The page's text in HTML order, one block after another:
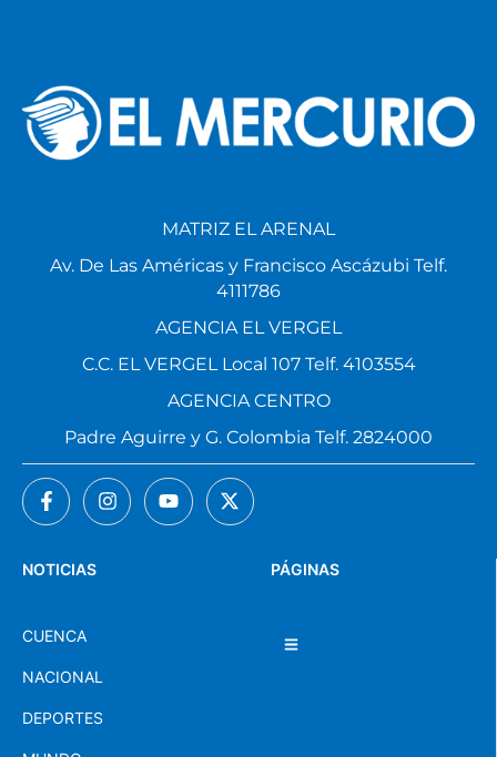
PÁGINAS
NOTICIAS
CUENCA
NACIONAL
DEPORTES
MATRIZ EL ARENAL
Av. De Las Américas y Francisco Ascázubi Telf.
4111786
AGENCIA EL VERGEL
C.C. EL VERGEL Local 107 Telf. 4103554
AGENCIA CENTRO
Padre Aguirre y G. Colombia Telf. 2824000